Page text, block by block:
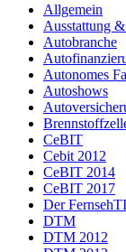
Allgemein
Ausstattung
Autobranche
Autonomes
Autoshows
CeBIT
Cebit 2012
CeBIT 2014
CeBIT 2017
Der
DTM
DTM 2012